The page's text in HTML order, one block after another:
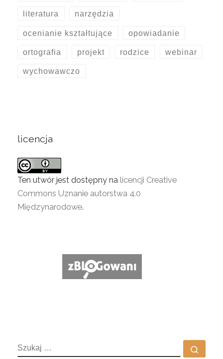
literatura narzędzia
ocenianie kształtujące opowiadanie
ortografia projekt rodzice webinar
wychowawczo
licencja
Ten utwór jest dostępny na licencji Creative
Commons Uznanie autorstwa 4.0
Międzynarodowe.
SZUKAJ